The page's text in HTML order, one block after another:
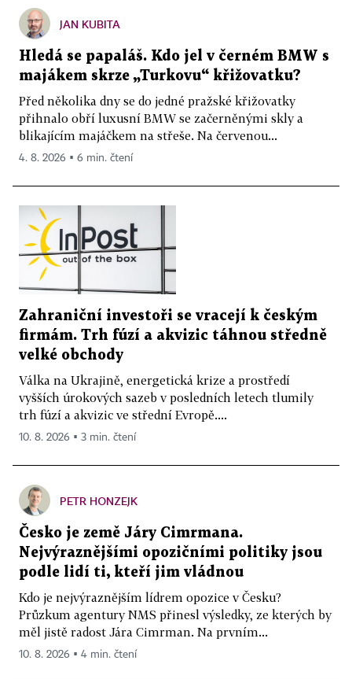
JAN KUBITA
Hledá se papaláš. Kdo jel v černém BMW s
majákem skrze „Turkovu“ křižovatku?
Před několika dny se do jedné pražské křižovatky
přihnalo obří luxusní BMW se začerněnými skly a
blikajícím majáčkem na střeše. Na červenou...
4. 8. 2026 ▪ 6 min. čtení
Zahraniční investoři se vracejí k českým
firmám. Trh fúzí a akvizic táhnou středně
velké obchody
Válka na Ukrajině, energetická krize a prostředí
vyšších úrokových sazeb v posledních letech tlumily
trh fúzí a akvizic ve střední Evropě....
10. 8. 2026 ▪ 3 min. čtení
PETR HONZEJK
Česko je země Járy Cimrmana.
Nejvýraznějšími opozičními politiky jsou
podle lidí ti, kteří jim vládnou
Kdo je nejvýraznějším lídrem opozice v Česku?
Průzkum agentury NMS přinesl výsledky, ze kterých by
měl jistě radost Jára Cimrman. Na prvním...
10. 8. 2026 ▪ 4 min. čtení